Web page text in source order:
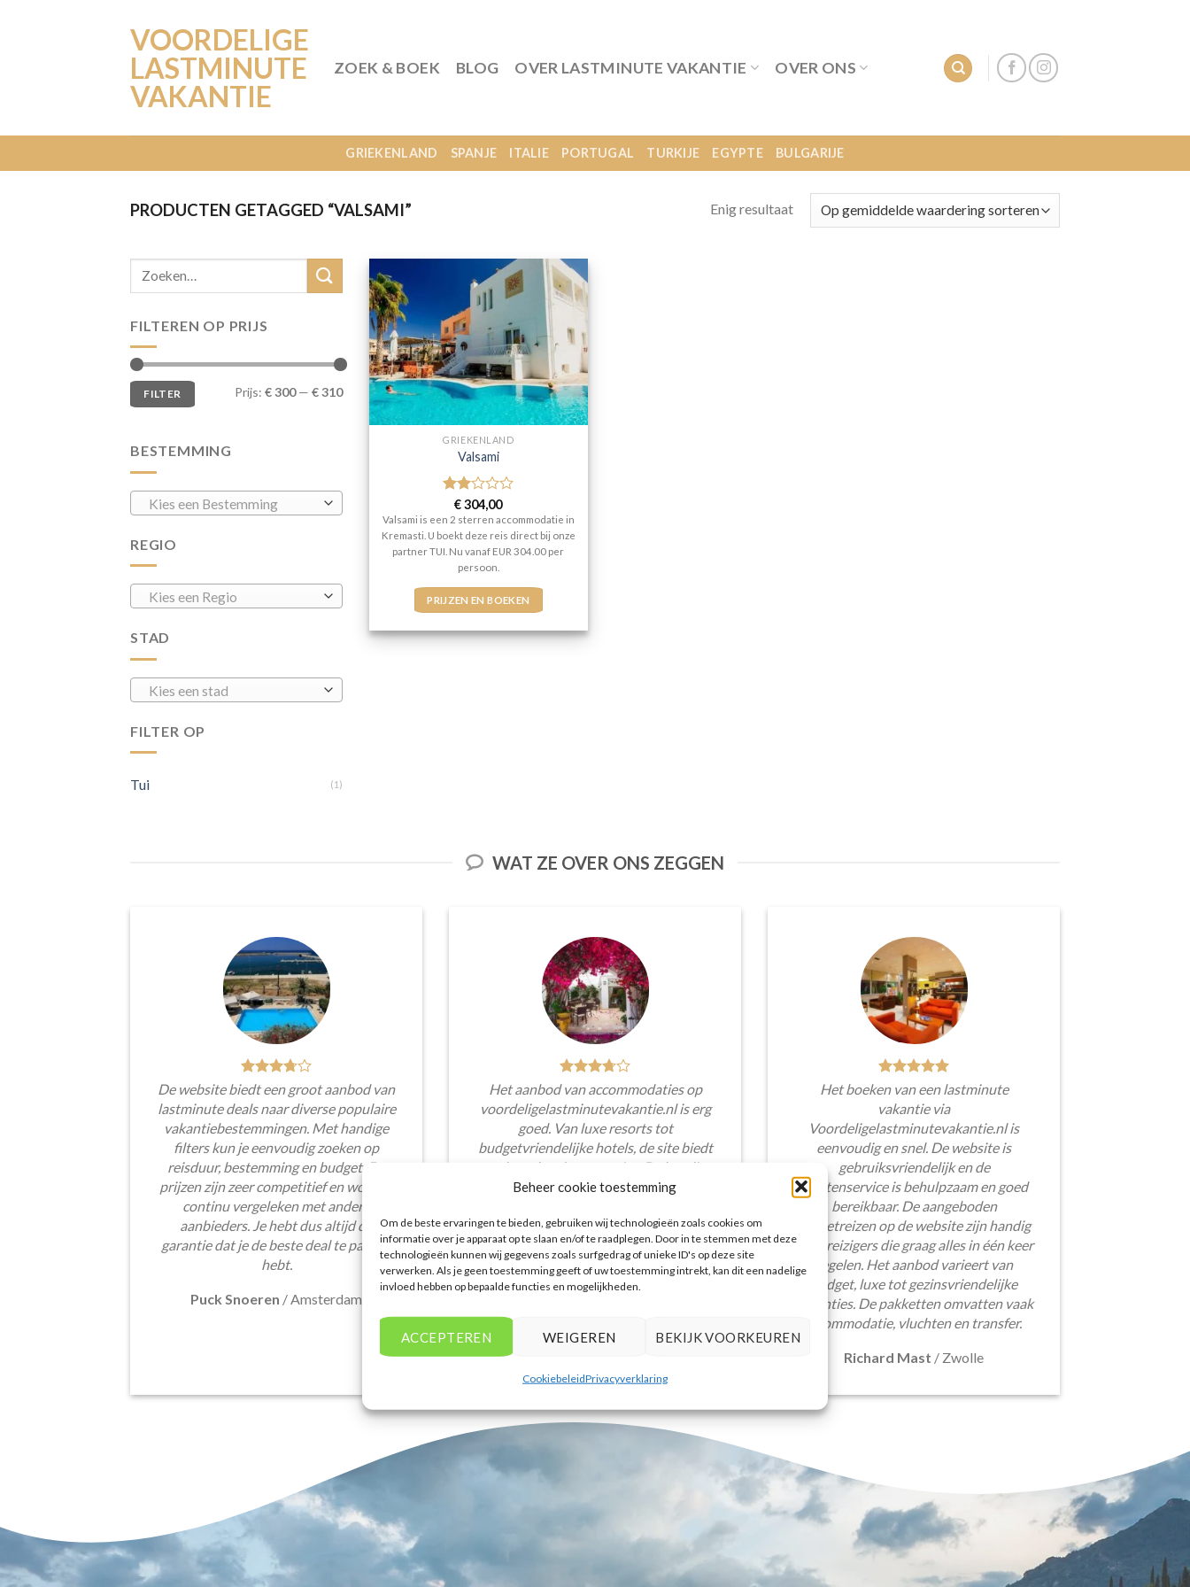
Beheer cookie toestemming
Om de beste ervaringen te bieden, gebruiken wij technologieën zoals cookies om
informatie over je apparaat op te slaan en/of te raadplegen. Door in te stemmen met deze
technologieën kunnen wij gegevens zoals surfgedrag of unieke ID's op deze site
verwerken. Als je geen toestemming geeft of uw toestemming intrekt, kan dit een nadelige
invloed hebben op bepaalde functies en mogelijkheden.
ACCEPTEREN WEIGEREN BEKIJK VOORKEUREN
CookiebeleidPrivacyverklaring
VOORDELIGE
LASTMINUTE
VAKANTIE
ZOEK & BOEK BLOG OVER LASTMINUTE VAKANTIE OVER ONS
GRIEKENLAND SPANJE ITALIE PORTUGAL TURKIJE EGYPTE BULGARIJE
PRODUCTEN GETAGGED “VALSAMI” Enig resultaat
FILTEREN OP PRIJS
Min.
prijs
Max.
prijsFILTER Prijs: € 300— € 310
BESTEMMING
Kies een Bestemming
REGIO
Kies een Regio
STAD
Kies een stad
FILTER OP
Tui (1)
GRIEKENLAND
Valsami
Gewaardeerd
2 uit
5
€304,00
Valsami is een 2 sterren accommodatie in
Kremasti. U boekt deze reis direct bij onze
partner TUI. Nu vanaf EUR 304.00 per
persoon.
PRIJZEN EN BOEKEN
WAT ZE OVER ONS ZEGGEN
De website biedt een groot aanbod van
lastminute deals naar diverse populaire
vakantiebestemmingen. Met handige
filters kun je eenvoudig zoeken op
reisduur, bestemming en budget. De
prijzen zijn zeer competitief en worden
continu vergeleken met andere
aanbieders. Je hebt dus altijd de
garantie dat je de beste deal te pakken
hebt.
Puck Snoeren / Amsterdam
Het aanbod van accommodaties op
voordeligelastminutevakantie.nl is erg
goed. Van luxe resorts tot
budgetvriendelijke hotels, de site biedt
een breed scala aan opties. De handige
zoekfilters maakten het eenvoudig om
aansluiten bij mijn voorkeuren en
budget.
Tim Beukers/Tilburg
Het boeken van een lastminute
vakantie via
Voordeligelastminutevakantie.nl is
eenvoudig en snel. De website is
gebruiksvriendelijk en de
klantenservice is behulpzaam en goed
bereikbaar. De aangeboden
pakketreizen op de website zijn handig
voor reizigers die graag alles in één keer
regelen. Het aanbod varieert van
budget, luxe tot gezinsvriendelijke
vakanties. De pakketten omvatten vaak
accommodatie, vluchten en transfer.
Richard Mast / Zwolle